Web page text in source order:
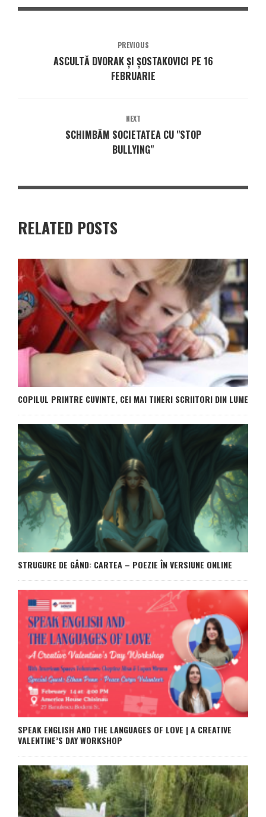
PREVIOUS
ASCULTĂ DVORAK ŞI ŞOSTAKOVICI PE 16
FEBRUARIE
NEXT
SCHIMBĂM SOCIETATEA CU "STOP
BULLYING"
RELATED POSTS
COPILUL PRINTRE CUVINTE, CEI MAI TINERI SCRIITORI DIN LUME
STRUGURE DE GÂND: CARTEA – POEZIE ÎN VERSIUNE ONLINE
SPEAK ENGLISH AND THE LANGUAGES OF LOVE | A CREATIVE
VALENTINE’S DAY WORKSHOP